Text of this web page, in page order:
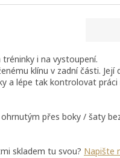
i na vystoupení.
klínu v zadní části.
a lépe tak kontrolovat práci
přes boky / šaty
skladem tu svou? Napište